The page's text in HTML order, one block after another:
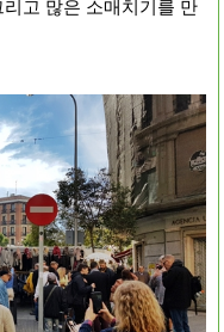
고 많은 소매치기를 만